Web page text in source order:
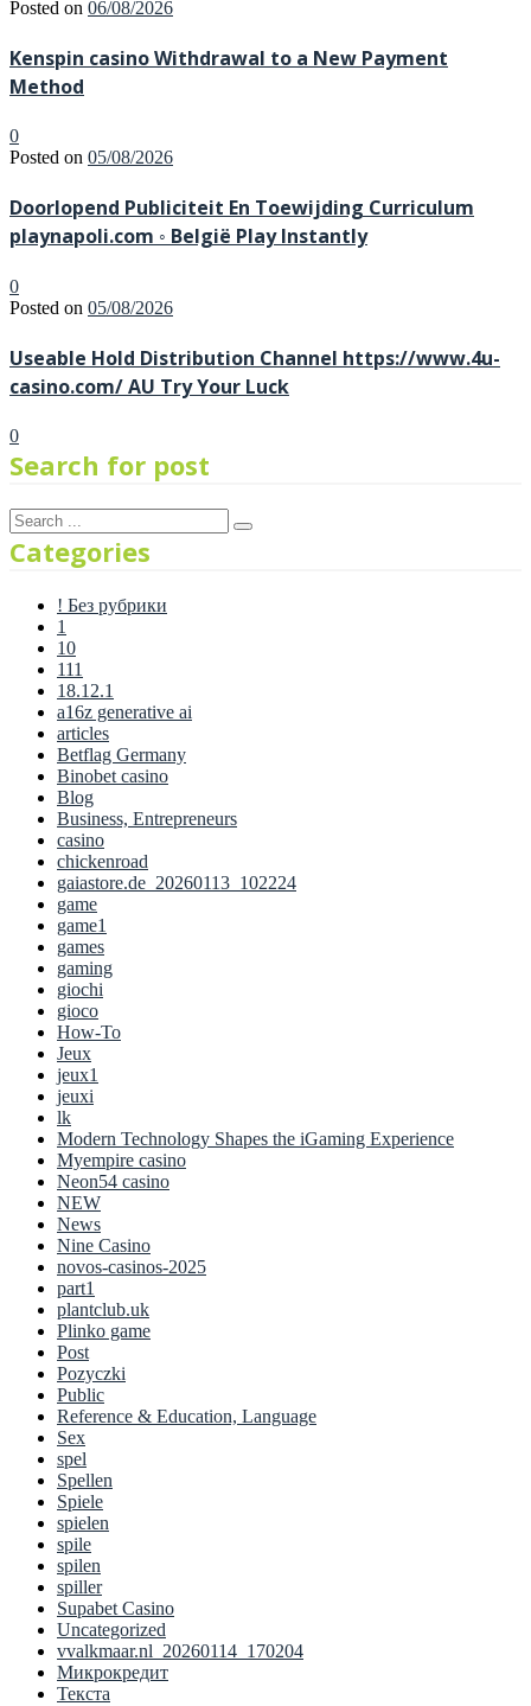
Posted on 06/08/2026
Kenspin casino Withdrawal to a New Payment
Method
0
Posted on 05/08/2026
Doorlopend Publiciteit En Toewijding Curriculum
playnapoli.com ◦ België Play Instantly
0
Posted on 05/08/2026
Useable Hold Distribution Channel https://www.4u-
casino.com/ AU Try Your Luck
0
Search for post
Categories
! Без рубрики
1
10
111
18.12.1
a16z generative ai
articles
Betflag Germany
Binobet casino
Blog
Business, Entrepreneurs
casino
chickenroad
gaiastore.de_20260113_102224
game
game1
games
gaming
giochi
gioco
How-To
Jeux
jeux1
jeuxi
lk
Modern Technology Shapes the iGaming Experience
Myempire casino
Neon54 casino
NEW
News
Nine Casino
novos-casinos-2025
part1
plantclub.uk
Plinko game
Post
Pozyczki
Public
Reference & Education, Language
Sex
spel
Spellen
Spiele
spielen
spile
spilen
spiller
Supabet Casino
Uncategorized
vvalkmaar.nl_20260114_170204
Микрокредит
Текста